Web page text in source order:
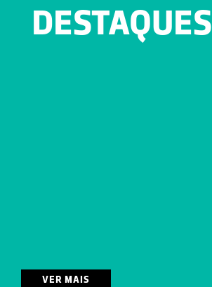
DESTAQUES
VER MAIS